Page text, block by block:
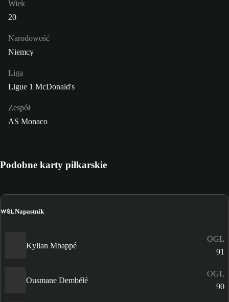
Wiek
20
Narodowość
Niemcy
Liga
Ligue 1 McDonald's
Zespół
AS Monaco
Podobne karty piłkarskie
WŚLNapastnik
Kylian Mbappé
OGL
91
Ousmane Dembélé
OGL
90